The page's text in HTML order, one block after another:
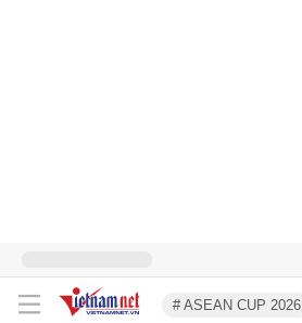
# ASEAN CUP 2026